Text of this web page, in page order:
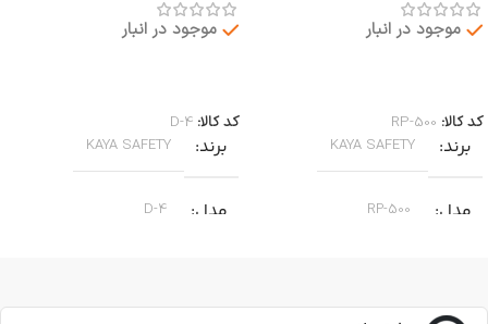
موجود در انبار
کد کالا: RP-500
برند KAYA SAFETY
مدل RP-500
موجود در انبار
کد کالا: D-4
برند KAYA SAFETY
مدل D-4